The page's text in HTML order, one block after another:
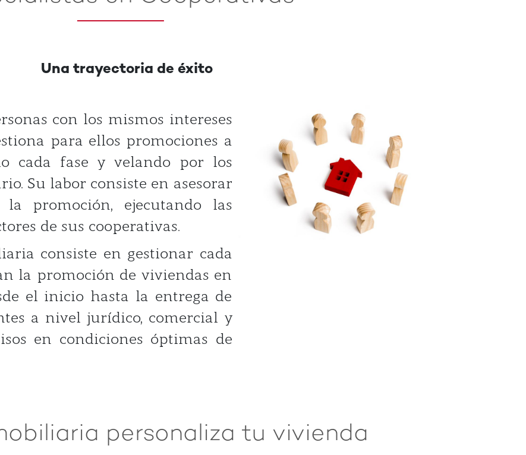
Una trayectoria de éxito
con los mismos intereses
para ellos promociones a
cada fase y velando por los
Su labor consiste en asesorar
promoción, ejecutando las
de sus cooperativas.
consiste en gestionar cada
la promoción de viviendas en
el inicio hasta la entrega de
a nivel jurídico, comercial y
en condiciones óptimas de
personaliza tu vivienda